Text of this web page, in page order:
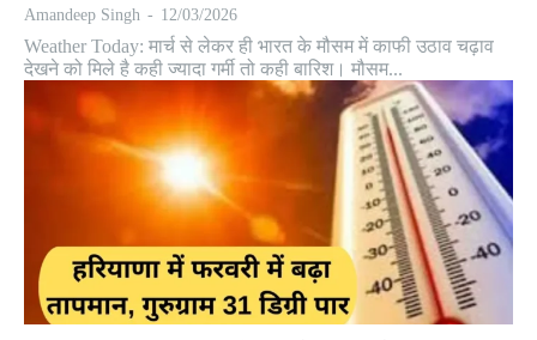
Amandeep Singh - 12/03/2026
Weather Today: मार्च से लेकर ही भारत के मौसम में काफी उठाव चढ़ाव
देखने को मिले है कही ज्यादा गर्मी तो कही बारिश। मौसम...